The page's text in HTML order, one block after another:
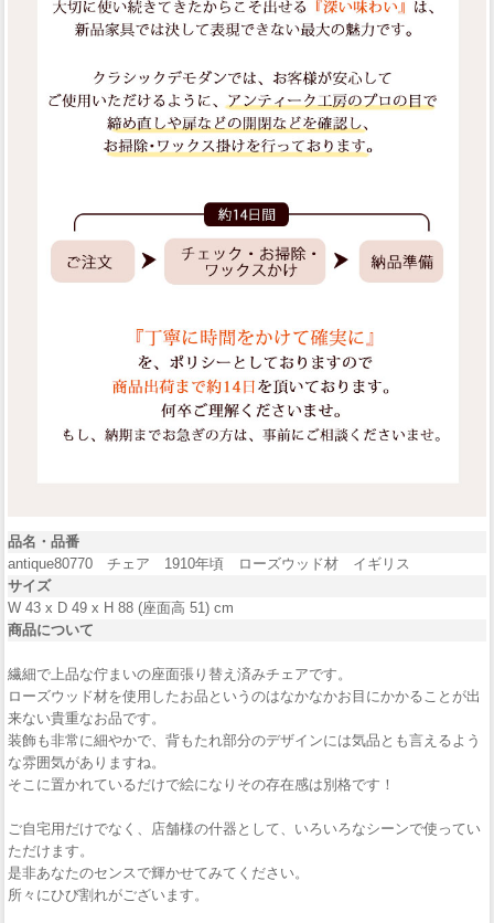
品名・品番
antique80770 チェア 1910年頃 ローズウッド材 イギリス
サイズ
W 43 x D 49 x H 88 (座面高 51) cm
商品について
繊細で上品な佇まいの座面張り替え済みチェアです。
ローズウッド材を使用したお品というのはなかなかお目にかかることが出
来ない貴重なお品です。
装飾も非常に細やかで、背もたれ部分のデザインには気品とも言えるよう
な雰囲気がありますね。
そこに置かれているだけで絵になりその存在感は別格です！
ご自宅用だけでなく、店舗様の什器として、いろいろなシーンで使ってい
ただけます。
是非あなたのセンスで輝かせてみてください。
所々にひび割れがございます。